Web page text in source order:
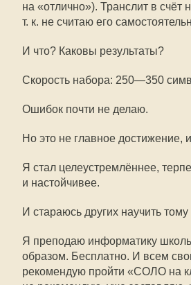
на «отлично»). Транслит в счёт
т. к. не считаю его
И что? Каковы результаты?
Скорость набора: 250—350
Ошибок почти не делаю.
Но это не главное достижение,
Я стал целеустремлённее,
и настойчивее.
И стараюсь других научить
Я преподаю информатику
образом. Бесплатно. И всем
рекомендую пройти «СОЛО на